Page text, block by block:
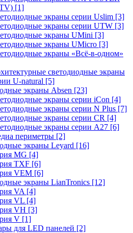
[1]
экраны серии Uslim [3]
экраны серии UTW [3]
экраны UMini [3]
экраны UMicro [3]
экраны «Всё-в-одном»
светодиодные экраны
U-natural [5]
экраны Absen [23]
экраны серии iCon [4]
экраны серии N Plus [7]
экраны серии CR [4]
экраны серии А27 [6]
периметры [2]
экраны Leyard [16]
MG [4]
TXF [6]
VEM [6]
экраны LianTronics [12]
VA [4]
VL [4]
VH [3]
V [1]
для LED панелей [2]